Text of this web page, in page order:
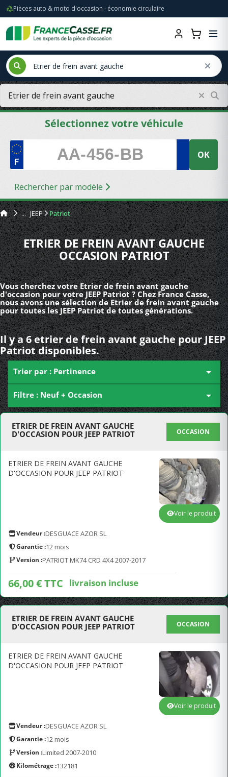
Pièces auto & moto d'occasion · économie circulaire
Sélectionnez votre véhicule
OK
Rechercher par modèle
JEEP Patriot
ETRIER DE FREIN AVANT GAUCHE
OCCASION PATRIOT
Vous cherchez votre Etrier de frein avant gauche
d'occasion pour votre JEEP Patriot ? Chez France Casse,
nous avons une sélection de Etrier de frein avant gauche
pour toutes les JEEP Patriot de toutes générations.
Il y a 6 etrier de frein avant gauche pour JEEP
Patriot disponibles.
Trier par : Pertinence 
Filtre : Neuf + Occasion 
ETRIER DE FREIN AVANT GAUCHE
D'OCCASION POUR JEEP PATRIOT
OCCASION
ETRIER DE FREIN AVANT GAUCHE
D'OCCASION POUR JEEP PATRIOT
Vendeur :DESGUACE AZOR SL
Garantie :12 mois
Version :PATRIOT MK74 CRD 4X4 2007-2017
66,00 € TTC livraison incluse
Voir le produit
ETRIER DE FREIN AVANT GAUCHE
D'OCCASION POUR JEEP PATRIOT
OCCASION
ETRIER DE FREIN AVANT GAUCHE
D'OCCASION POUR JEEP PATRIOT
Vendeur :DESGUACE AZOR SL
Garantie :12 mois
Version :Limited 2007-2010
Kilométrage :132181
Voir le produit